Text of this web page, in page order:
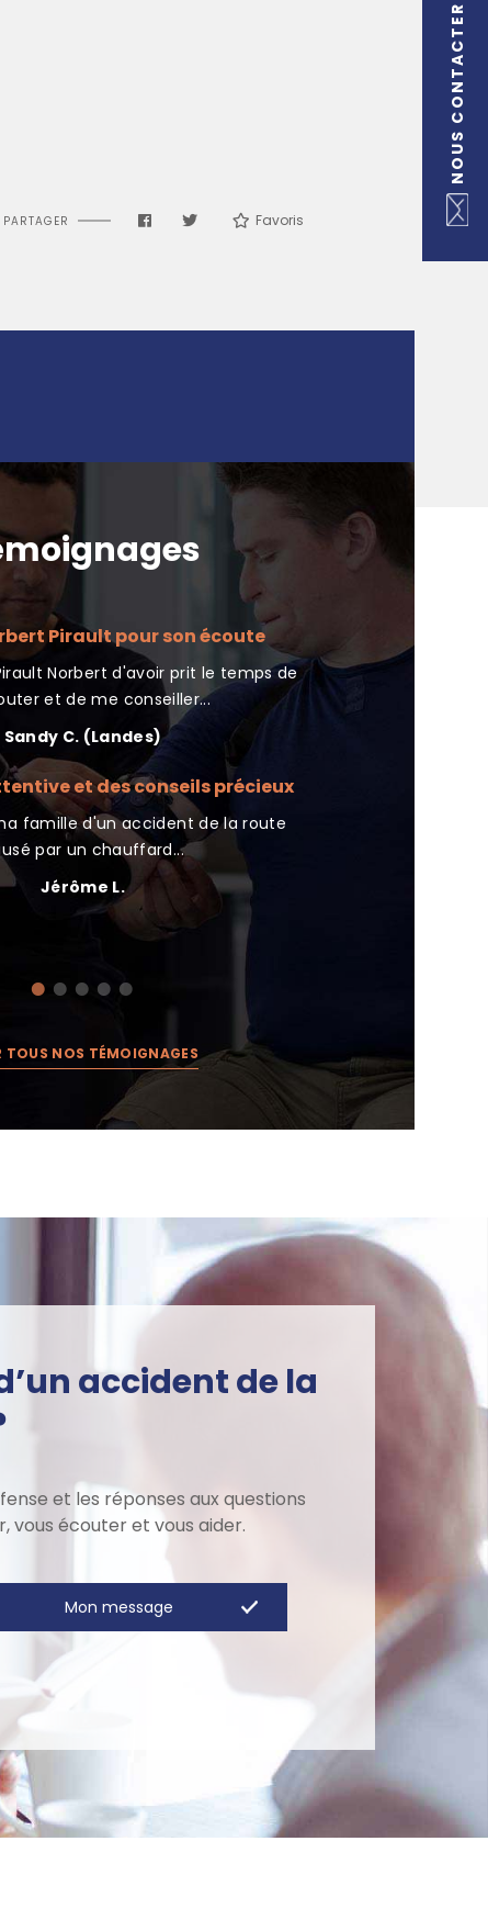
NOUS CONTACTER
PARTAGER Favoris
Pirault pour son écoute
Norbert d'avoir prit le temps de
et de me conseiller...
Sandy C. (Landes)
et des conseils précieux
famille d'un accident de la route
par un chauffard...
Jérôme L.
J'ai contacté
TOUS NOS TÉMOIGNAGES
accident de la
et les réponses aux questions
vous écouter et vous aider.
Mon message